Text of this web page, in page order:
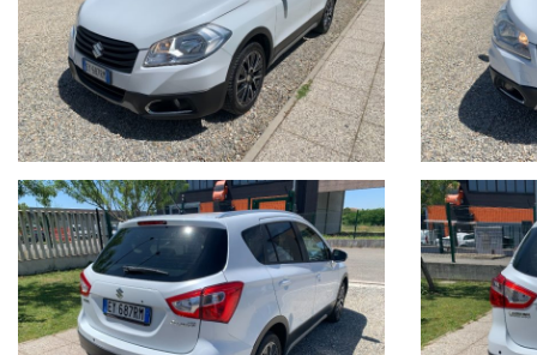
LE GARANZIE RILASCIATE SONO UTILIZZABILI IN TUTTO IL
FINANZIAMENTI PERSONALIZZABILI CON TASSI AGEVOLATI E
Il prezzo indicato del veicolo non include i seguenti costi, che
•Tagliando di manutenzione ordinaria (se necessario)
•Revisione ministeriale (se in scadenza)
•Eventuali interventi o ripristini meccanici ed estetici non
specificamente indicati nell’annuncio
•Passaggio di proprieta
Il veicolo viene venduto nello stato in cui si trova, con
Si consiglia di verificare la disponibilità effettiva della vettura